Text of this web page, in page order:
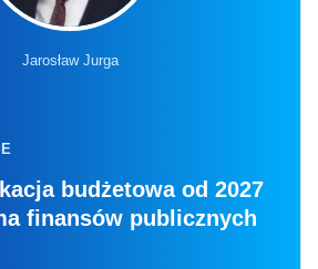
Jarosław Jurga
budżetowa od 2027
finansów publicznych